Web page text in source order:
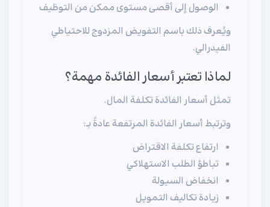
الوصول إلى أقصى مستوى ممكن من التوظيف
ويُعرف ذلك باسم التفويض المزدوج للاحتياطي
الفيدرالي.
لماذا تعتبر أسعار الفائدة مهمة؟
تمثل أسعار الفائدة تكلفة المال.
وترتبط أسعار الفائدة المرتفعة عادةً بـ:
ارتفاع تكلفة الاقتراض
تباطؤ الطلب الاستهلاكي
انخفاض السيولة
زيادة تكاليف التمويل